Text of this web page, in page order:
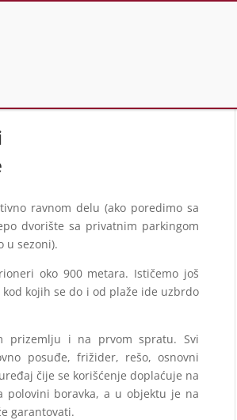
ravnom delu (ako poredimo sa
dvorište sa privatnim parkingom
u sezoni).
oko 900 metara. Ističemo još
kojih se do i od plaže ide uzbrdo
prizemlju i na prvom spratu. Svi
posuđe, frižider, rešo, osnovni
čije se korišćenje doplaćuje na
polovini boravka, a u objektu je na
garantovati.